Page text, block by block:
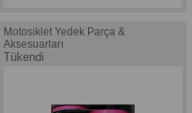
Motosiklet Yedek Parça &
Aksesuarları
Tükendi